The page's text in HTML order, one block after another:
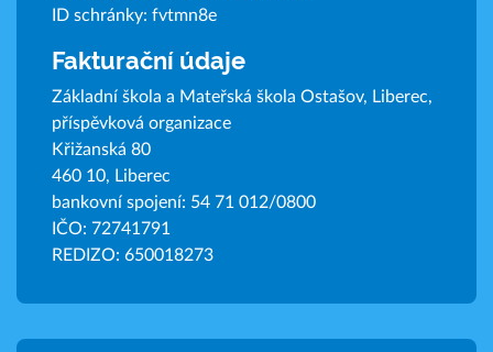
ID schránky: fvtmn8e
Fakturační údaje
Základní škola a Mateřská škola Ostašov, Liberec,
příspěvková organizace
Křižanská 80
460 10, Liberec
bankovní spojení: 54 71 012/0800
IČO: 72741791
REDIZO: 650018273